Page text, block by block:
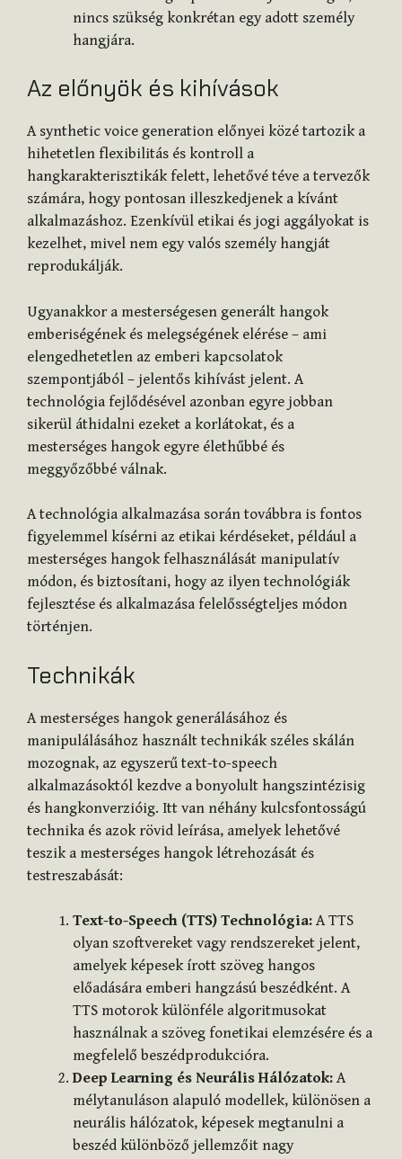
nincs szükség konkrétan egy adott személy
hangjára.
Az előnyök és kihívások
A synthetic voice generation előnyei közé tartozik a
hihetetlen flexibilitás és kontroll a
hangkarakterisztikák felett, lehetővé téve a tervezők
számára, hogy pontosan illeszkedjenek a kívánt
alkalmazáshoz. Ezenkívül etikai és jogi aggályokat is
kezelhet, mivel nem egy valós személy hangját
reprodukálják.
Ugyanakkor a mesterségesen generált hangok
emberiségének és melegségének elérése – ami
elengedhetetlen az emberi kapcsolatok
szempontjából – jelentős kihívást jelent. A
technológia fejlődésével azonban egyre jobban
sikerül áthidalni ezeket a korlátokat, és a
mesterséges hangok egyre élethűbbé és
meggyőzőbbé válnak.
A technológia alkalmazása során továbbra is fontos
figyelemmel kísérni az etikai kérdéseket, például a
mesterséges hangok felhasználását manipulatív
módon, és biztosítani, hogy az ilyen technológiák
fejlesztése és alkalmazása felelősségteljes módon
történjen.
Technikák
A mesterséges hangok generálásához és
manipulálásához használt technikák széles skálán
mozognak, az egyszerű text-to-speech
alkalmazásoktól kezdve a bonyolult hangszintézisig
és hangkonverzióig. Itt van néhány kulcsfontosságú
technika és azok rövid leírása, amelyek lehetővé
teszik a mesterséges hangok létrehozását és
testreszabását:
Text-to-Speech (TTS) Technológia: A TTS
olyan szoftvereket vagy rendszereket jelent,
amelyek képesek írott szöveg hangos
előadására emberi hangzású beszédként. A
TTS motorok különféle algoritmusokat
használnak a szöveg fonetikai elemzésére és a
megfelelő beszédprodukcióra.
Deep Learning és Neurális Hálózatok: A
mélytanuláson alapuló modellek, különösen a
neurális hálózatok, képesek megtanulni a
beszéd különböző jellemzőit nagy